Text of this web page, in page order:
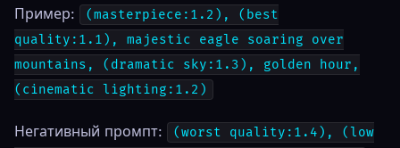
Пример:
(masterpiece:1.2), (best
quality:1.1), majestic eagle soaring over
mountains, (dramatic sky:1.3), golden hour,
(cinematic lighting:1.2)
Негативный промпт:
(worst quality:1.4), (low